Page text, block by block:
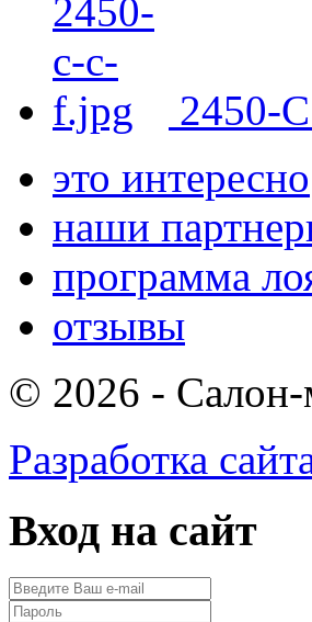
2450-С
это интересно
наши
программа
отзывы
© 2026 - Салон-
Разработка
Вход на сайт